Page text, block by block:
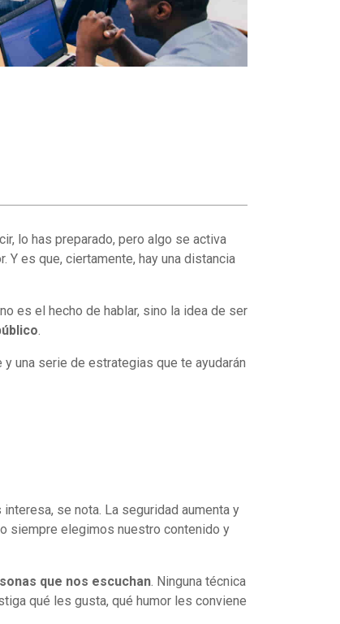
lo has preparado, pero algo se activa
Y es que, ciertamente, hay una distancia
es el hecho de hablar, sino la idea de ser
.
una serie de estrategias que te ayudarán
se nota. La seguridad aumenta y
siempre elegimos nuestro contenido y
que nos escuchan. Ninguna técnica
qué les gusta, qué humor les conviene